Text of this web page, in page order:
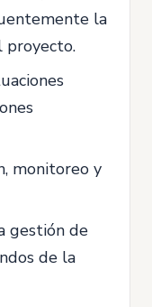
la
proyecto.
monitoreo y
gestión de
de la